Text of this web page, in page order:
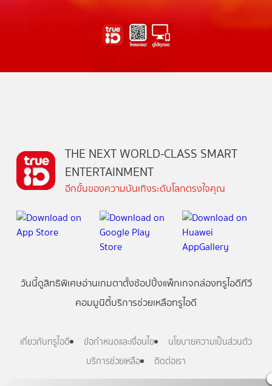
THE NEXT WORLD-CLASS SMART
ENTERTAINMENT
อีกขั้นของความบันเทิงระดับโลกตรงใจคุณ
วันนี้ดูสิทธิพิเศษอ่านเกมตาตั้งช้อปปิ้งแพ็กเกจกล่องทรูไอดีทีวี
คอมมูนิตี้บริการช่วยเหลือทรูไอดี
เกี่ยวกับทรูไอดี ข้อกำหนดและเงื่อนไข
นโยบายความเป็นส่วนตัว
บริการช่วยเหลือ
ติดต่อเรา